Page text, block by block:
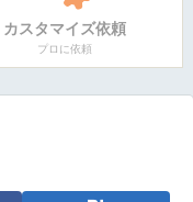
カスタマイズ依頼
プロに依頼